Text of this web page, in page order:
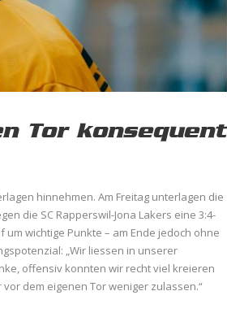
Tor konsequent
hinnehmen. Am Freitag unterlagen die
die SC Rapperswil-Jona Lakers eine 3:4-
wichtige Punkte – am Ende jedoch ohne
„Wir liessen in unserer
offensiv konnten wir recht viel kreieren
dem eigenen Tor weniger zulassen.“